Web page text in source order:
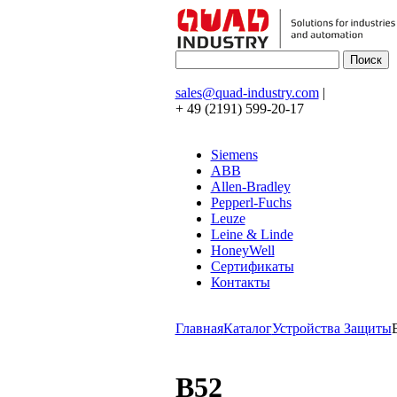
sales@quad-industry.com|
+ 49 (2191) 599-20-17
Siemens
ABB
Allen-Bradley
Pepperl-Fuchs
Leuze
Leine & Linde
HoneyWell
Сертификаты
Контакты
ГлавнаяКаталогУстройства Защиты
B52